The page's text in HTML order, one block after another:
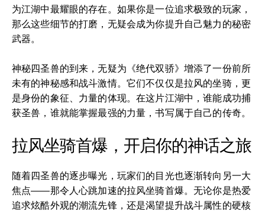
为江湖中最耀眼的存在。如果你是一位追求极致的玩家，
那么这些细节的打磨，无疑会成为你提升自己魅力的秘密
武器。
神秘四圣兽的到来，无疑为《绝代双骄》增添了一份前所
未有的神秘感和战斗激情。它们不仅仅是拉风的坐骑，更
是身份的象征、力量的体现。在这片江湖中，谁能成功捕
获圣兽，谁就能掌握最强的力量，书写属于自己的传奇。
拉风坐骑首爆，开启你的神话之旅
随着四圣兽的逐步曝光，玩家们的目光也逐渐转向另一大
焦点——那令人心跳加速的拉风坐骑首爆。无论你是热爱
追求炫酷外观的潮流先锋，还是渴望提升战斗属性的硬核